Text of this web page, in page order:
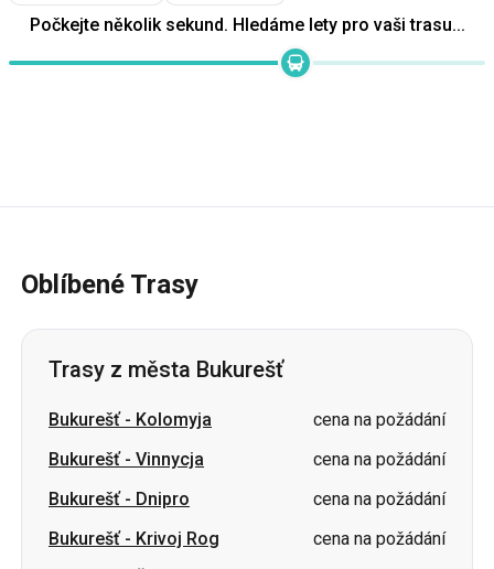
Počkejte několik sekund. Hledáme lety pro vaši trasu...
Oblíbené Trasy
Trasy z města Bukurešť
Bukurešť- Kolomyja
cena na požádání
Bukurešť- Vinnycja
cena na požádání
Bukurešť- Dnipro
cena na požádání
Bukurešť- Krivoj Rog
cena na požádání